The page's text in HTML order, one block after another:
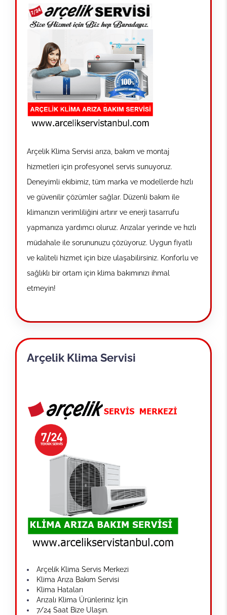
Arçelik Klima Servisi arıza, bakım ve montaj
hizmetleri için profesyonel servis sunuyoruz.
Deneyimli ekibimiz, tüm marka ve modellerde hızlı
ve güvenilir çözümler sağlar. Düzenli bakım ile
klimanızın verimliliğini artırır ve enerji tasarrufu
yapmanıza yardımcı oluruz. Arızalar yerinde ve hızlı
müdahale ile sorununuzu çözüyoruz. Uygun fiyatlı
ve kaliteli hizmet için bize ulaşabilirsiniz. Konforlu ve
sağlıklı bir ortam için klima bakımınızı ihmal
etmeyin!
Arçelik Klima Servisi
Arçelik Klima Servis Merkezi
Klima Arıza Bakım Servisi
Klima Hataları
Arızalı Klima Ürünleriniz İçin
7/24 Saat Bize Ulaşın.